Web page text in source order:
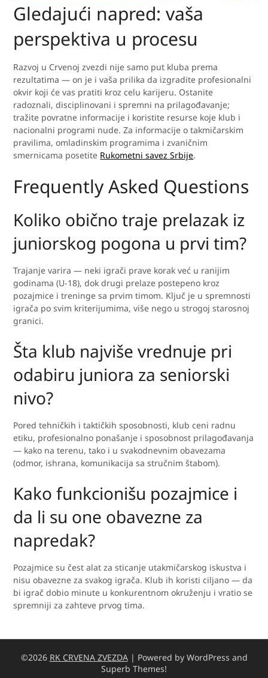
Gledajući napred: vaša
perspektiva u procesu
Razvoj u Crvenoj zvezdi nije samo put kluba prema
rezultatima — on je i vaša prilika da izgradite profesionalni
okvir koji će vas pratiti kroz celu karijeru. Ostanite
radoznali, disciplinovani i spremni na prilagođavanje;
tražite povratne informacije i koristite resurse koje klub i
nacionalni programi nude. Za informacije o takmičarskim
pravilima, omladinskim programima i zvaničnim
smernicama posetite Rukometni savez Srbije.
Frequently Asked Questions
Koliko obično traje prelazak iz
juniorskog pogona u prvi tim?
Trajanje varira — neki igrači prave korak već u ranijim
godinama (U-18), dok drugi prelaze postepeno kroz
pozajmice i treninge sa prvim timom. Ključ je u spremnosti
igrača po svim kriterijumima, više nego u strogoj starosnoj
granici.
Šta klub najviše vrednuje pri
odabiru juniora za seniorski
nivo?
Pored tehničkih i taktičkih sposobnosti, klub ceni radnu
etiku, profesionalno ponašanje i sposobnost prilagođavanja
— kako na terenu, tako i u svakodnevnim obavezama
(odmor, ishrana, komunikacija sa stručnim štabom).
Kako funkcionišu pozajmice i
da li su one obavezne za
napredak?
Pozajmice su čest alat za sticanje utakmičarskog iskustva i
nisu obavezne za svakog igrača. Klub ih koristi ciljano — da
bi igrač dobio minute u konkurentnom okruženju i vratio se
spremniji za zahteve prvog tima.
©2026 RK CRVENA ZVEZDA | Powered by WordPress and
Superb Themes!